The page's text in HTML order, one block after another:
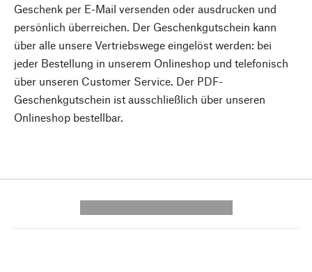
Geschenk per E-Mail versenden oder ausdrucken und
persönlich überreichen. Der Geschenkgutschein kann
über alle unsere Vertriebswege eingelöst werden: bei
jeder Bestellung in unserem Onlineshop und telefonisch
über unseren Customer Service. Der PDF-
Geschenkgutschein ist ausschließlich über unseren
Onlineshop bestellbar.